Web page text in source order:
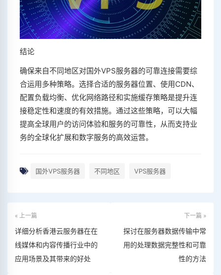
结论
确保来自不同地区对国外VPS服务器的可靠连接需要综
合运用多种策略。选择合适的服务器位置、使用CDN、
配置负载均衡、优化网络路径和实施缓存策略是提升连
接稳定性和速度的有效措施。通过这些策略，可以大幅
提高全球用户的访问体验和服务的可靠性，从而支持业
务的全球化扩展和数字服务的高效运营。
国外VPS服务器 不同地区 VPS服务器
« 上一篇
详细分析香港云服务器在在
线媒体和内容传播行业中的
应用场景及其带来的好处
下一篇 »
探讨在服务器数据传输中常
用的处理数据完整性和可靠
性的方法